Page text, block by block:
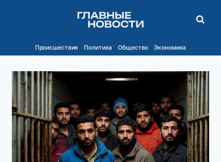
Происшествия Политика Общество Экономика